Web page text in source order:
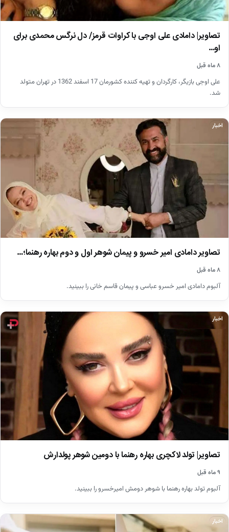
تصاویر| دامادی علی اوجی با کراوات قرمز/ دل نرگس محمدی برای
او…
۸ ماه قبل
علی اوجی بازیگر، کارگردان و تهیه کننده کشورمان 17 اسفند 1362 در تهران متولد
شد.
اخبار
تصاویر دامادی امیر خسرو و پیمان شوهر اول و دوم بهاره رهنما؛…
۸ ماه قبل
آلبوم دامادی امیر خسرو عباسی و پیمان قاسم خانی را ببینید.
اخبار
تصاویر| تولد لاکچری بهاره رهنما با دومین شوهر پولدارش
۹ ماه قبل
آلبوم تولد بهاره رهنما با شوهر دومش امیرخسرو را ببینید.
اخبار